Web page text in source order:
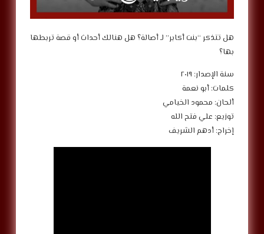
هل تتذكر “بنت أكابر” لـ أصالة؟ هل هنالك أحداث أو قصة تربطها
بها؟
سنة الإصدار: ٢٠١٩
كلمات: أبو نعمة
ألحان: محمود الخيامي
توزيع: علي فتح الله
إخراج: أدهم الشريف